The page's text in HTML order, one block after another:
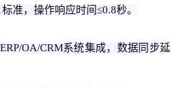
准，操作响应时间≤0.8秒。
OA/CRM系统集成，数据同步延